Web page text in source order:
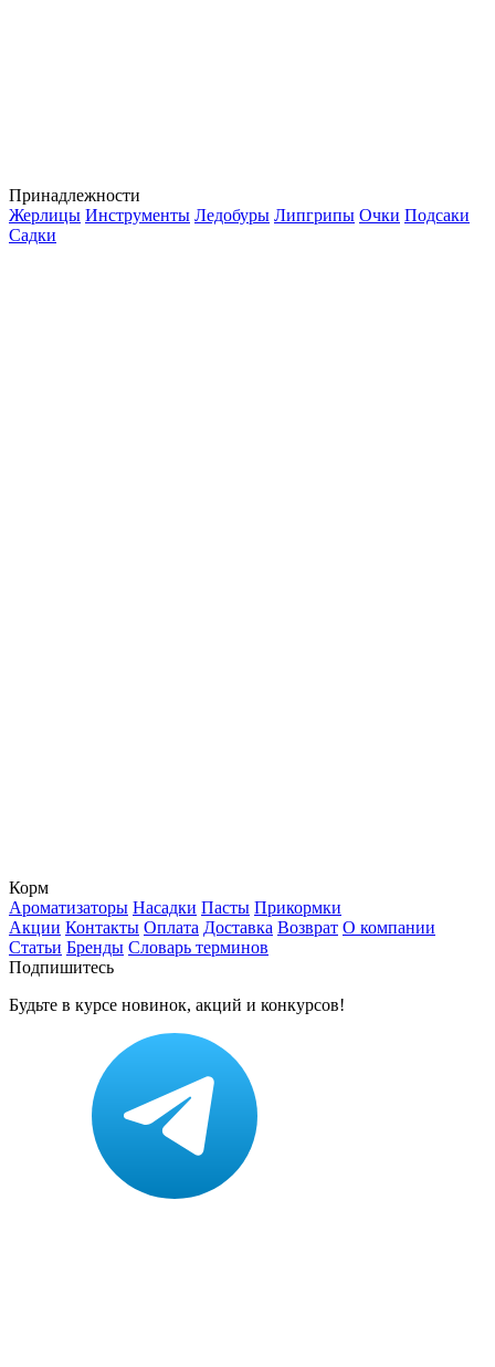
Принадлежности
Жерлицы Инструменты Ледобуры Липгрипы Очки Подсаки
Садки
Корм
Ароматизаторы Насадки Пасты Прикормки
Акции Контакты Оплата Доставка Возврат О компании
Статьи Бренды Словарь терминов
Подпишитесь
Будьте в курсе новинок, акций и конкурсов!